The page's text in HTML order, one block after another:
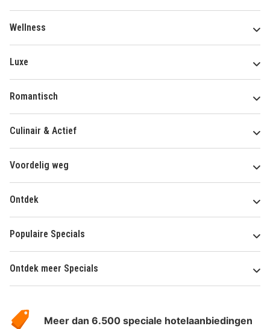
Wellness
Luxe
Romantisch
Culinair & Actief
Voordelig weg
Ontdek
Populaire Specials
Ontdek meer Specials
HotelSpecials
Meer dan 6.500 speciale hotelaanbiedingen